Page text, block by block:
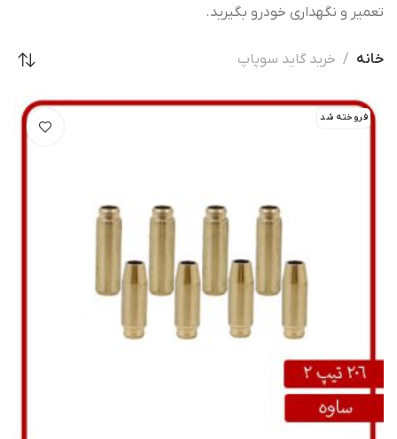
تعمیر و نگهداری خودرو بگیرید.
خانه خرید گاید سوپاپ
فروخته شد